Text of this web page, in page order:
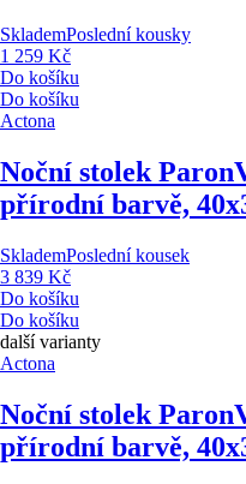
SklademPoslední kousky
1 259 Kč
Do košíku
Do košíku
Actona
Noční stolek Paron
přírodní barvě,
SklademPoslední kousek
3 839 Kč
Do košíku
Do košíku
další varianty
Actona
Noční stolek Paron
přírodní barvě,